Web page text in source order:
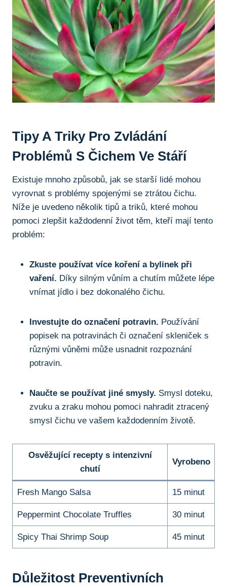
Tipy A Triky Pro Zvládání
Problémů ​s Čichem ⁤ve Stáří
Existuje mnoho způsobů, jak⁣ se ‍starší lidé mohou
vyrovnat s problémy ⁣spojenými se ztrátou čichu.
Níže‍ je uvedeno⁢ několik tipů‌ a triků, které mohou⁢
pomoci ‍zlepšit každodenní život těm, ​kteří mají‌ tento​
problém:
Zkuste používat více‌ koření ​a bylinek při⁤
vaření. Díky silným vůním a chutím‌ můžete lépe
vnímat jídlo i bez dokonalého ‍čichu.
Investujte⁣ do označení potravin. ⁤Používání
popisek na⁣ potravinách či označení skleniček​ s
různými vůněmi může⁣ usnadnit​ rozpoznání
potravin.
Naučte se používat jiné smysly. Smysl doteku,
zvuku a zraku mohou pomoci nahradit ⁢ztracený
smysl čichu ve vašem každodenním životě.
Osvěžující recepty​ s intenzivní⁢
chutí
Vyrobeno
Fresh‌ Mango Salsa 15 minut
Peppermint ‌Chocolate Truffles 30⁤ minut
Spicy Thai Shrimp‍ Soup 45 minut
Důležitost Preventivních ​